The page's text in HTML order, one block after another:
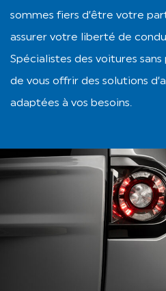
sommes fiers d’être votre
assurer votre liberté de
Spécialistes des voitures
de vous offrir des solutions
adaptées à vos besoins.